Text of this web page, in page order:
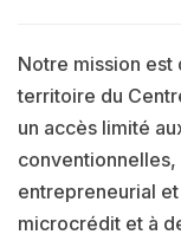
Notre mission est
territoire du
un accès limité
entrepreneurial
microcrédit et à